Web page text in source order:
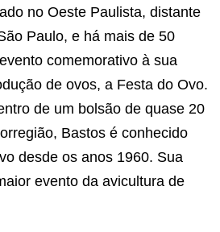
no Oeste Paulista, distante
Paulo, e há mais de 50
comemorativo à sua
de ovos, a Festa do Ovo.
de um bolsão de quase 20
Bastos é conhecido
desde os anos 1960. Sua
evento da avicultura de